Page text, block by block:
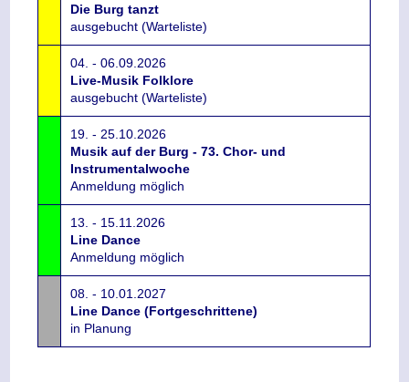
Die Burg tanzt
ausgebucht (Warteliste)
04. - 06.09.2026
Live-Musik Folklore
ausgebucht (Warteliste)
19. - 25.10.2026
Musik auf der Burg - 73. Chor- und
Instrumentalwoche
Anmeldung möglich
13. - 15.11.2026
Line Dance
Anmeldung möglich
08. - 10.01.2027
Line Dance (Fortgeschrittene)
in Planung